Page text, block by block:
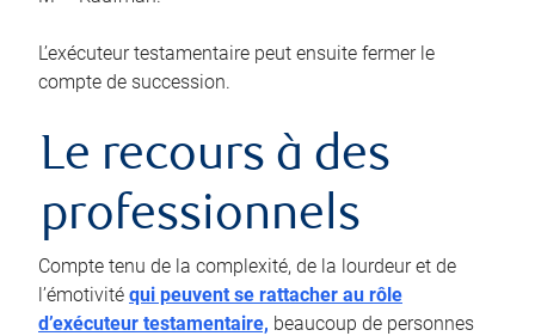
L’exécuteur testamentaire peut ensuite fermer le
compte de succession.
Le recours à des
professionnels
Compte tenu de la complexité, de la lourdeur et de
l’émotivité qui peuvent se rattacher au rôle
d’exécuteur testamentaire, beaucoup de personnes